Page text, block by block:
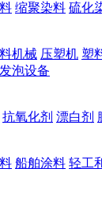
缩聚染料 硫化
机械 压塑机 塑
发泡设备
抗氧化剂 漂白剂
船舶涂料 轻工